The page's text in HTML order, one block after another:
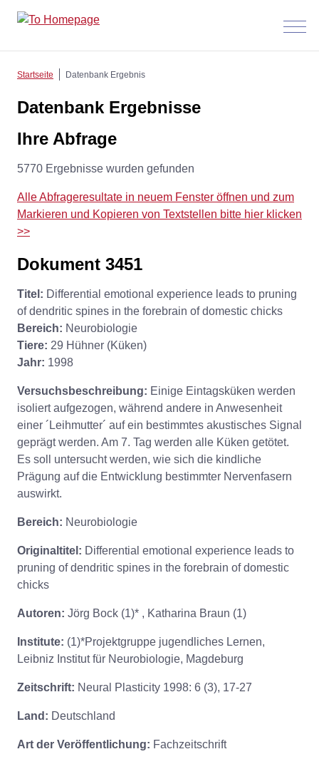
Menü
Startseite Datenbank Ergebnis
Datenbank Ergebnisse
Ihre Abfrage
5770 Ergebnisse wurden gefunden
Alle Abfrageresultate in neuem Fenster öffnen und zum
Markieren und Kopieren von Textstellen bitte hier klicken
>>
Dokument 3451
Titel: Differential emotional experience leads to pruning
of dendritic spines in the forebrain of domestic chicks
Bereich: Neurobiologie
Tiere: 29 Hühner (Küken)
Jahr: 1998
Versuchsbeschreibung: Einige Eintagsküken werden
isoliert aufgezogen, während andere in Anwesenheit
einer ´Leihmutter´ auf ein bestimmtes akustisches Signal
geprägt werden. Am 7. Tag werden alle Küken getötet.
Es soll untersucht werden, wie sich die kindliche
Prägung auf die Entwicklung bestimmter Nervenfasern
auswirkt.
Bereich: Neurobiologie
Originaltitel: Differential emotional experience leads to
pruning of dendritic spines in the forebrain of domestic
chicks
Autoren: Jörg Bock (1)* , Katharina Braun (1)
Institute: (1)*Projektgruppe jugendliches Lernen,
Leibniz Institut für Neurobiologie, Magdeburg
Zeitschrift: Neural Plasticity 1998: 6 (3), 17-27
Land: Deutschland
Art der Veröffentlichung: Fachzeitschrift